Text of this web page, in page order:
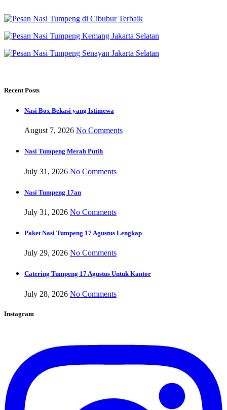
Recent Posts
Nasi Box Bekasi yang Istimewa
August 7, 2026 No Comments
Nasi Tumpeng Merah Putih
July 31, 2026 No Comments
Nasi Tumpeng 17an
July 31, 2026 No Comments
Paket Nasi Tumpeng 17 Agustus Lengkap
July 29, 2026 No Comments
Catering Tumpeng 17 Agustus Untuk Kantor
July 28, 2026 No Comments
Instagram